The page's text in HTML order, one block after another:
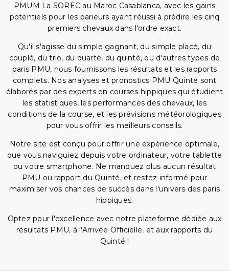
PMUM La SOREC au Maroc Casablanca, avec les gains
potentiels pour les parieurs ayant réussi à prédire les cinq
premiers chevaux dans l'ordre exact.
Qu'il s'agisse du simple gagnant, du simple placé, du
couplé, du trio, du quarté, du quinté, ou d'autres types de
paris PMU, nous fournissons les résultats et les rapports
complets. Nos analyses et pronostics PMU Quinté sont
élaborés par des experts en courses hippiques qui étudient
les statistiques, les performances des chevaux, les
conditions de la course, et les prévisions météorologiques
pour vous offrir les meilleurs conseils.
Notre site est conçu pour offrir une expérience optimale,
que vous naviguiez depuis votre ordinateur, votre tablette
ou votre smartphone. Ne manquez plus aucun résultat
PMU ou rapport du Quinté, et restez informé pour
maximiser vos chances de succès dans l'univers des paris
hippiques.
Optez pour l'excellence avec notre plateforme dédiée aux
résultats PMU, à l'Arrivée Officielle, et aux rapports du
Quinté !